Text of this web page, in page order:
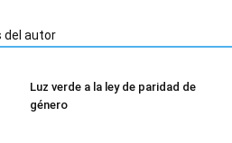
del autor
Luz verde a la ley de paridad de
género